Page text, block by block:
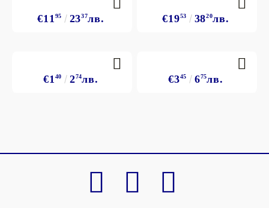
€11 95 2337лв. €1953 3820лв.
€1 40 274лв. €345 675лв.